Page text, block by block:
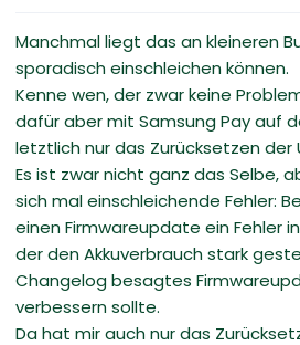
Manchmal liegt das an kleineren
sporadisch einschleichen können.
Kenne wen, der zwar keine
dafür aber mit Samsung Pay auf
letztlich nur das Zurücksetzen der
Es ist zwar nicht ganz das Selbe,
sich mal einschleichende Fehler:
einen Firmwareupdate ein Fehler
der den Akkuverbrauch stark
Changelog besagtes
verbessern sollte.
Da hat mir auch nur das